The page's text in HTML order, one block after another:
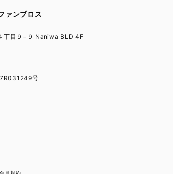
ァンブロス
丁目９−９ Naniwa BLD 4F
号
会員規約